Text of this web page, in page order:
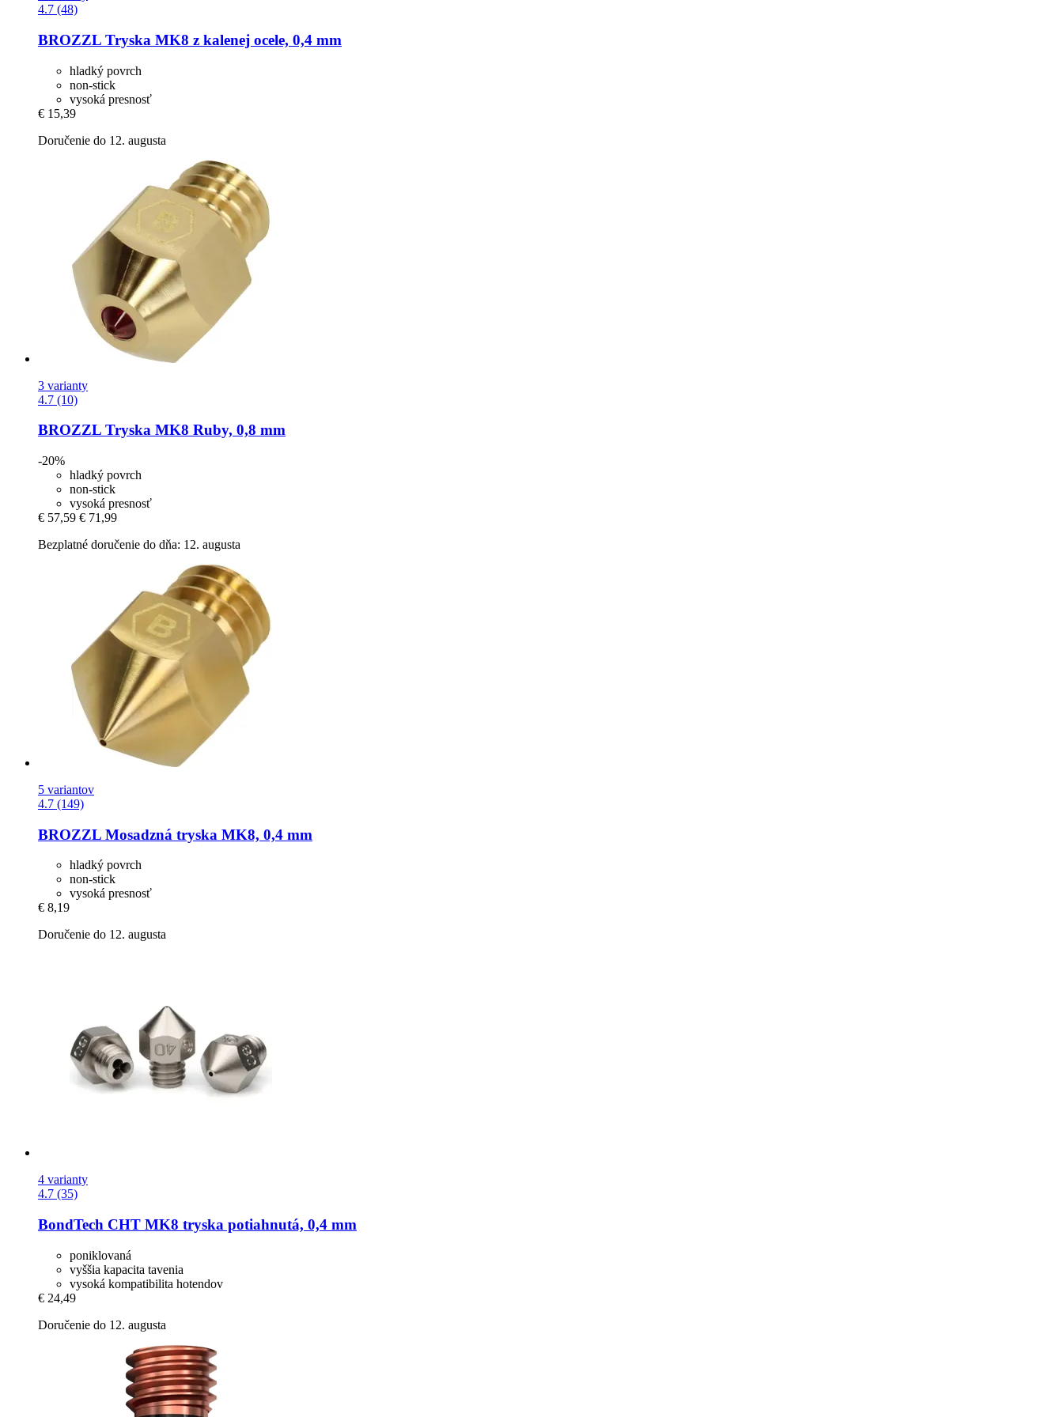
4.7 (48)
BROZZL Tryska MK8 z kalenej ocele, 0,4 mm
hladký povrch
non-stick
vysoká presnosť
€ 15,39
Doručenie do 12. augusta
3 varianty
4.7 (10)
BROZZL Tryska MK8 Ruby, 0,8 mm
-20%
hladký povrch
non-stick
vysoká presnosť
€ 57,59 € 71,99
Bezplatné doručenie do dňa: 12. augusta
5 variantov
4.7 (149)
BROZZL Mosadzná tryska MK8, 0,4 mm
hladký povrch
non-stick
vysoká presnosť
€ 8,19
Doručenie do 12. augusta
4 varianty
4.7 (35)
BondTech CHT MK8 tryska potiahnutá, 0,4 mm
poniklovaná
vyššia kapacita tavenia
vysoká kompatibilita hotendov
€ 24,49
Doručenie do 12. augusta